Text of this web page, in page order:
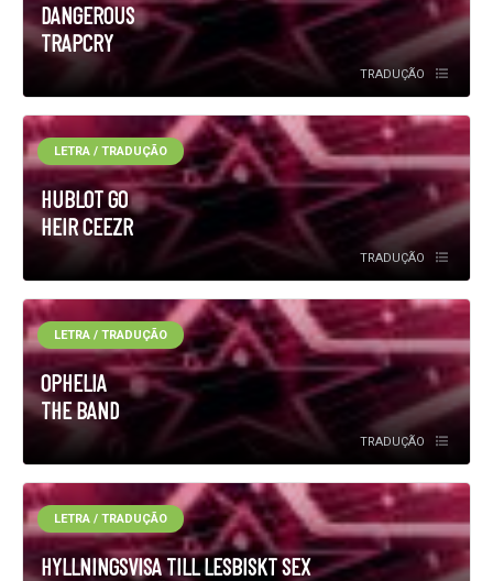
DANGEROUS
TRAPCRY
TRADUÇÃO
HUBLOT GO
HEIR CEEZR
LETRA / TRADUÇÃO
TRADUÇÃO
OPHELIA
THE BAND
LETRA / TRADUÇÃO
TRADUÇÃO
HYLLNINGSVISA TILL LESBISKT SEX
LETRA / TRADUÇÃO